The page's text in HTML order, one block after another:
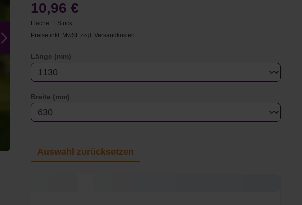
10,96 €
Fläche: 1 Stück
Preise inkl. MwSt. zzgl. Versandkosten
Länge (mm)
Breite (mm)
Auswahl zurücksetzen